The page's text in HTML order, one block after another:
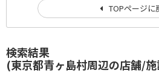
検索結果
(東京都青ヶ島村周辺の店舗/施
TOPページに